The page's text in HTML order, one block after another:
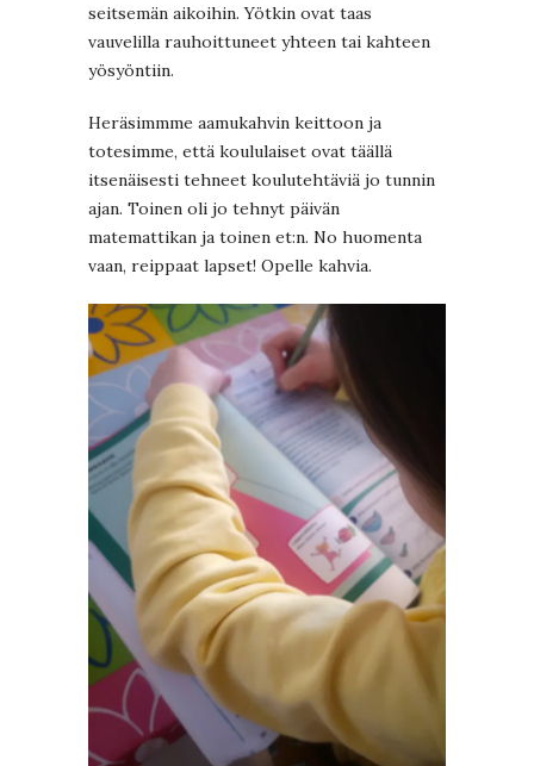
seitsemän aikoihin. Yötkin ovat taas
vauvelilla rauhoittuneet yhteen tai kahteen
yösyöntiin.
Heräsimmme aamukahvin keittoon ja
totesimme, että koululaiset ovat täällä
itsenäisesti tehneet koulutehtäviä jo tunnin
ajan. Toinen oli jo tehnyt päivän
matemattikan ja toinen et:n. No huomenta
vaan, reippaat lapset! Opelle kahvia.